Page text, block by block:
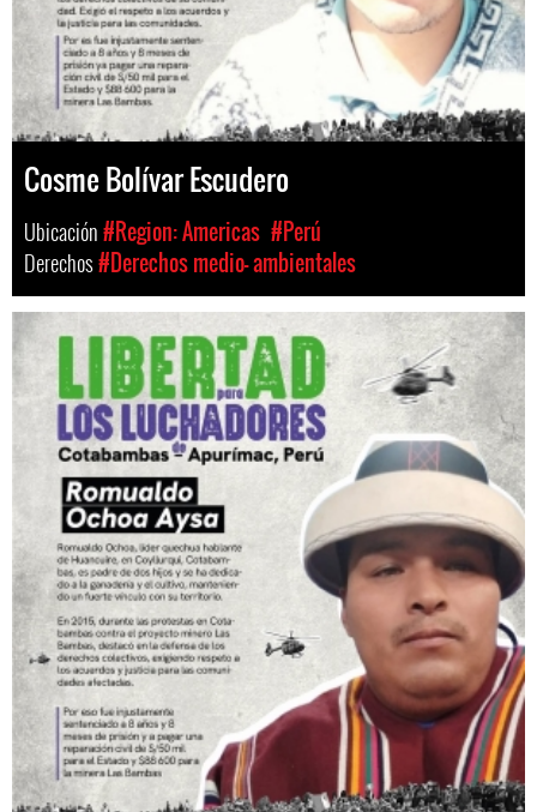
Cosme Bolívar Escudero
Ubicación#Region: Americas #Perú
Derechos#Derechos medio- ambientales